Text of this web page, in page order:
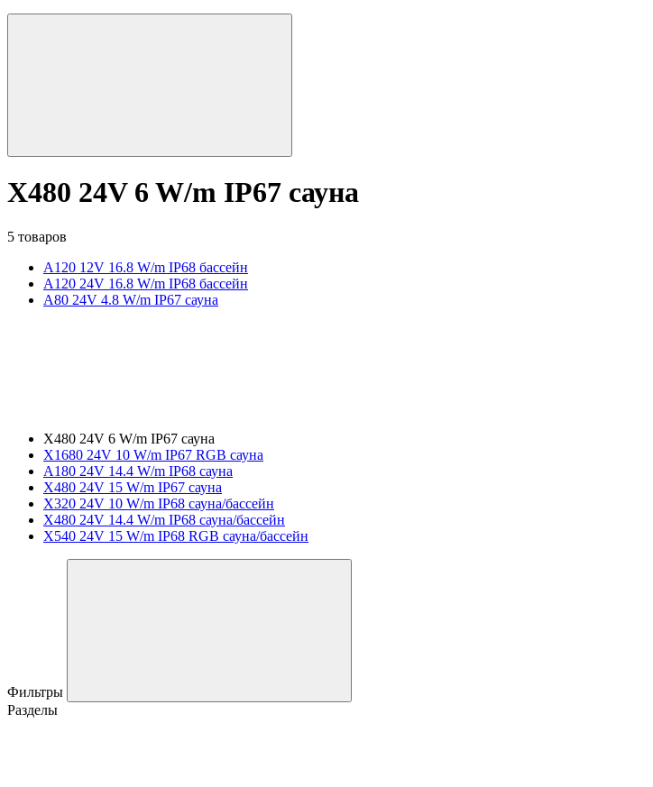
X480 24V 6 W/m IP67 сауна
5 товаров
A120 12V 16.8 W/m IP68 бассейн
A120 24V 16.8 W/m IP68 бассейн
A80 24V 4.8 W/m IP67 сауна
X480 24V 6 W/m IP67 сауна
X1680 24V 10 W/m IP67 RGB сауна
A180 24V 14.4 W/m IP68 сауна
X480 24V 15 W/m IP67 сауна
X320 24V 10 W/m IP68 сауна/бассейн
X480 24V 14.4 W/m IP68 сауна/бассейн
X540 24V 15 W/m IP68 RGB сауна/бассейн
Фильтры
Разделы